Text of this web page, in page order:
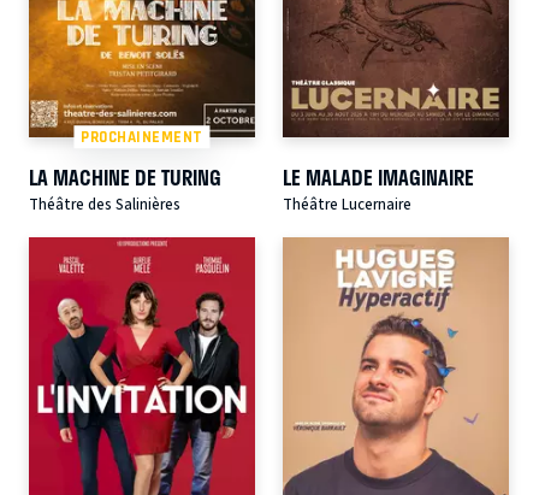
PROCHAINEMENT
LA MACHINE DE TURING
Théâtre des Salinières
LE MALADE IMAGINAIRE
Théâtre Lucernaire